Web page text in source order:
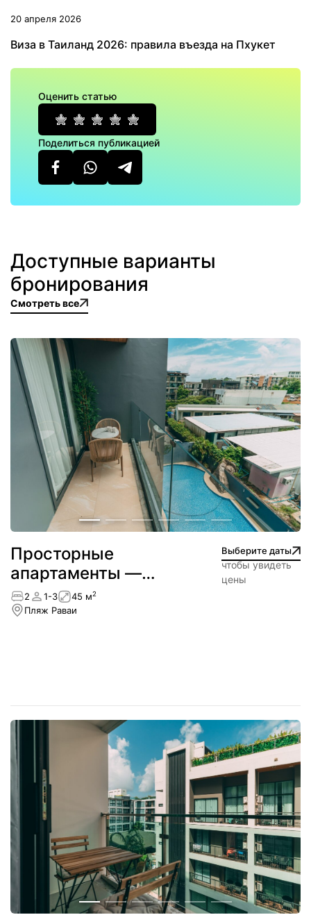
20 апреля 2026
Виза в Таиланд 2026: правила въезда на Пхукет
Оценить статью
Поделиться публикацией
Доступные варианты
бронирования
Смотреть все
Просторные
апартаменты —
NEW
Выберите даты
чтобы увидеть
цены
2 1-3 45 м2
Пляж Раваи